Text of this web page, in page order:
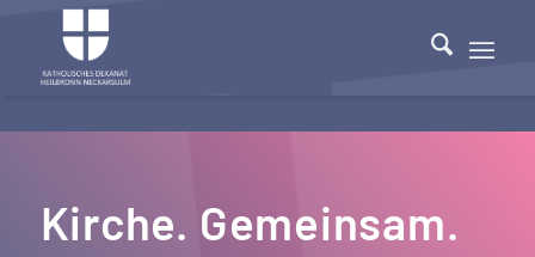
Kirche. Gemeinsam.